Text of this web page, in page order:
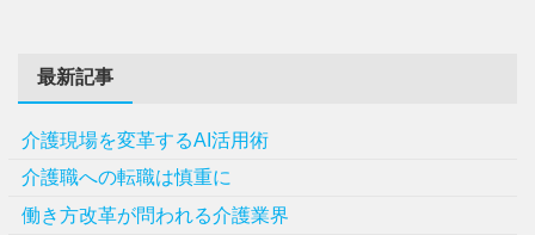
最新記事
介護現場を変革するAI活用術
介護職への転職は慎重に
働き方改革が問われる介護業界